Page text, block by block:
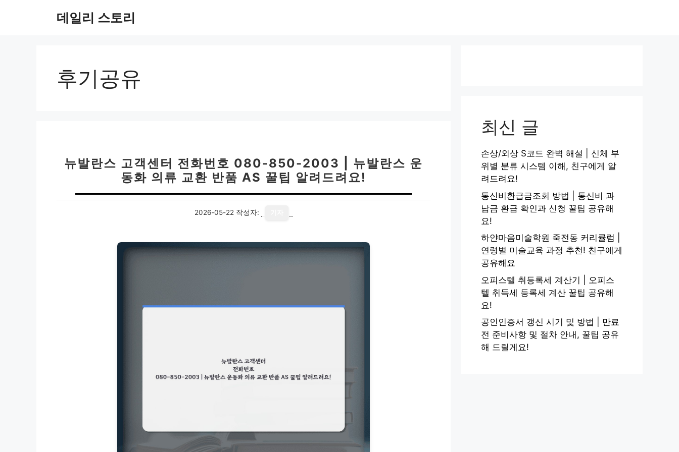
데일리 스토리
후기공유
뉴발란스 고객센터 전화번호 080-850-2003 | 뉴발란스 운
동화 의류 교환 반품 AS 꿀팁 알려드려요!
2026-05-22 작성자:
최신 글
손상/외상 S코드 완벽 해설 | 신체 부
위별 분류 시스템 이해, 친구에게 알
려드려요!
통신비환급금조회 방법 | 통신비 과
납금 환급 확인과 신청 꿀팁 공유해
요!
하얀마음미술학원 죽전동 커리큘럼 |
연령별 미술교육 과정 추천! 친구에게
공유해요
오피스텔 취등록세 계산기 | 오피스
텔 취득세 등록세 계산 꿀팁 공유해
요!
공인인증서 갱신 시기 및 방법 | 만료
전 준비사항 및 절차 안내, 꿀팁 공유
해 드릴게요!